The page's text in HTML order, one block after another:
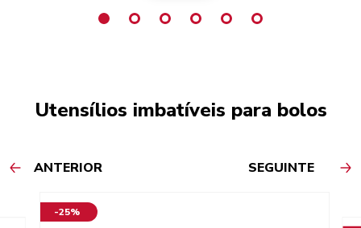
Utensílios imbatíveis para bolos
ANTERIOR SEGUINTE
-25%